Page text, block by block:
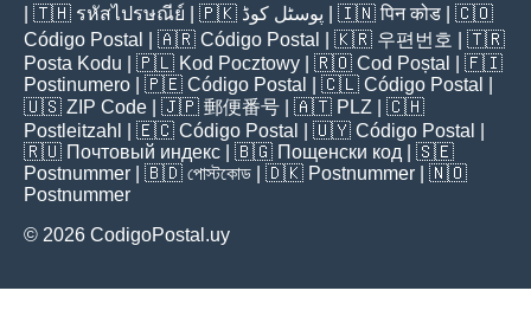
| 🇹🇭 รหัสไปรษณีย์ | 🇵🇰 پوسٹل کوڈ | 🇮🇳पिन कोड | 🇨🇴
Código Postal
| 🇦🇷 Código Postal | 🇰🇷 우편번호
| 🇹🇷
Posta Kodu | 🇵🇱 Kod Pocztowy | 🇷🇴 Cod Poștal
| 🇫🇮
Postinumero | 🇵🇪 Código Postal | 🇨🇱 Código Postal
🇺🇸 ZIP Code | 🇯🇵 郵便番号 | 🇦🇹 PLZ | 🇨🇭
Postleitzahl
| 🇪🇨 Código Postal | 🇺🇾 Código Postal
🇷🇺 Почтовый индекс | 🇧🇬 Пощенски код | 🇸🇪
Postnummer | 🇧🇩 পোস্টকোড | 🇩🇰 Postnummer | 🇳🇴
Postnummer
© 2026 CodigoPostal.uy